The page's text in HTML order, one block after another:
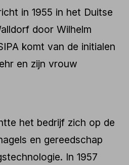
in 1955 in het Duitse
door Wilhelm
komt van de initialen
en zijn vrouw
het bedrijf zich op de
en gereedschap
In 1957